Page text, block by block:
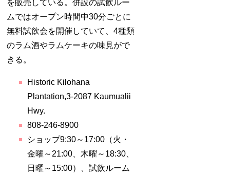
を販売している。併設の試飲ルー
ムではオープン時間中30分ごとに
無料試飲会を開催していて、4種類
のラム酒やラムケーキの味見がで
きる。
Historic Kilohana
Plantation,3-2087 Kaumualii
Hwy.
808-246-8900
ショップ9:30～17:00（火・
金曜～21:00、木曜～18:30、
日曜～15:00）、試飲ルーム